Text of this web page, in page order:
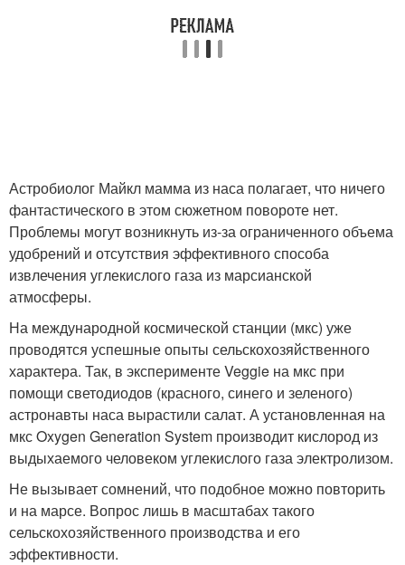
Астробиолог Майкл мамма из наса полагает, что ничего
фантастического в этом сюжетном повороте нет.
Проблемы могут возникнуть из-за ограниченного объема
удобрений и отсутствия эффективного способа
извлечения углекислого газа из марсианской
атмосферы.
На международной космической станции (мкс) уже
проводятся успешные опыты сельскохозяйственного
характера. Так, в эксперименте Veggie на мкс при
помощи светодиодов (красного, синего и зеленого)
астронавты наса вырастили салат. А установленная на
мкс Oxygen Generation System производит кислород из
выдыхаемого человеком углекислого газа электролизом.
Не вызывает сомнений, что подобное можно повторить
и на марсе. Вопрос лишь в масштабах такого
сельскохозяйственного производства и его
эффективности.